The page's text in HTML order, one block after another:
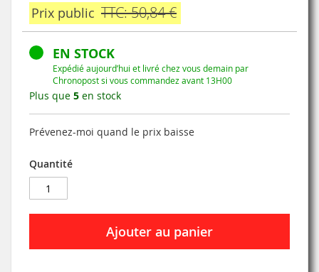
Prix public TTC: 50,84 €
EN STOCK
Expédié aujourd’hui et livré chez vous demain par
Chronopost si vous commandez avant 13H00
Plus que 5 en stock
Prévenez-moi quand le prix baisse
Quantité
Ajouter au panier